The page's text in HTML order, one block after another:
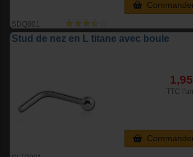
SDQ001
Stud de nez en L titane avec boule
TTC